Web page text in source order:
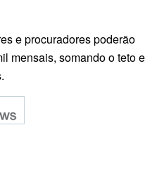
e procuradores poderão
mensais, somando o teto e